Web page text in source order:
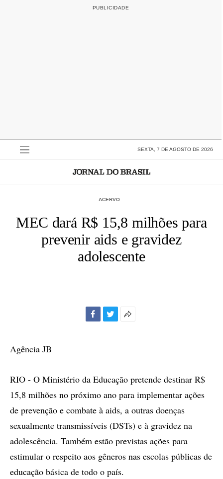
SEXTA, 7 DE AGOSTO DE 2026
ACERVO
MEC dará R$ 15,8 milhões para
prevenir aids e gravidez
adolescente
Agência JB
RIO - O Ministério da Educação pretende destinar R$
15,8 milhões no próximo ano para implementar ações
de prevenção e combate à aids, a outras doenças
sexualmente transmissíveis (DSTs) e à gravidez na
adolescência. Também estão previstas ações para
estimular o respeito aos gêneros nas escolas públicas de
educação básica de todo o país.